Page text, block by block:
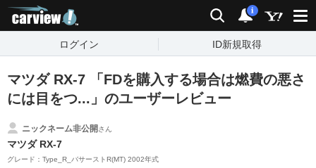
検索 通知
i
ログイン ID新規取得
マツダ RX-7 「FDを購入する場合は燃費の悪さ
には目をつ...」のユーザーレビュー
ニックネーム非公開さん
マツダ RX-7
グレード：Type_R_バサーストR(MT) 2002年式